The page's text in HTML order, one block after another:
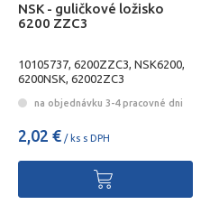
NSK - guličkové ložisko
6200 ZZC3
10105737, 6200ZZC3, NSK6200,
6200NSK, 62002ZC3
na objednávku 3-4 pracovné dni
2,02 € / ks s DPH